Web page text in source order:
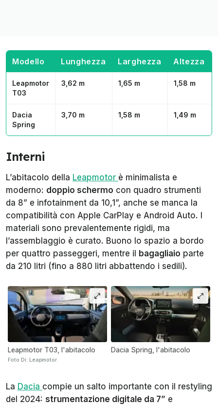
Modello Lunghezza Larghezza Altezza
Leapmotor
T03
3,62 m 1,65 m 1,58 m
Dacia
Spring
3,70 m 1,58 m 1,49 m
Interni
L’abitacolo della Leapmotor è minimalista e
moderno: doppio schermo con quadro strumenti
da 8” e infotainment da 10,1”, anche se manca la
compatibilità con Apple CarPlay e Android Auto. I
materiali sono prevalentemente rigidi, ma
l’assemblaggio è curato. Buono lo spazio a bordo
per quattro passeggeri, mentre il
bagagliaio parte
da 210 litri (fino a 880 litri abbattendo i sedili).
Leapmotor T03, l'abitacolo
Foto Di: Leapmotor
Dacia Spring, l'abitacolo
La Dacia compie un salto importante con il restyling
del 2024: strumentazione digitale da 7” e